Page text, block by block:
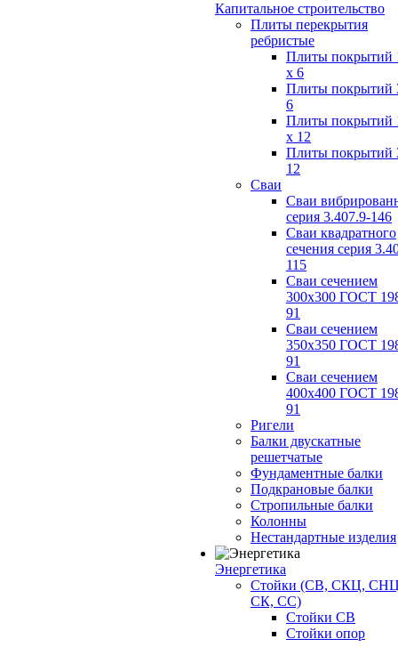
Капитальное строительство
Плиты перекрытия
ребристые
Плиты покрытий
x 6
Плиты покрытий
6
Плиты покрытий
x 12
Плиты покрытий
12
Сваи
Сваи
серия 3.407.9-146
Сваи квадратного
сечения серия
115
Сваи сечением
300х300 ГОСТ
91
Сваи сечением
350х350 ГОСТ
91
Сваи сечением
400х400 ГОСТ
91
Ригели
Балки двускатные
решетчатые
Фундаментные балки
Подкрановые балки
Стропильные балки
Колонны
Нестандартные изделия
Энергетика
Стойки (СВ, СКЦ,
СК, СС)
Стойки СВ
Стойки опор